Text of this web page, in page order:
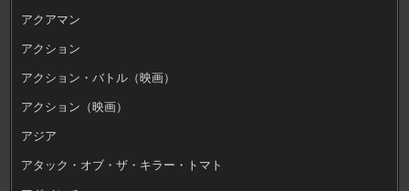
アクアマン
アクション
アクション・バトル（映画）
アクション（映画）
アジア
アタック・オブ・ザ・キラー・トマト